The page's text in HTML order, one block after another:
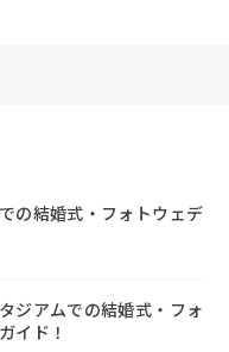
の結婚式・フォトウェデ
ジアムでの結婚式・フォ
イド！